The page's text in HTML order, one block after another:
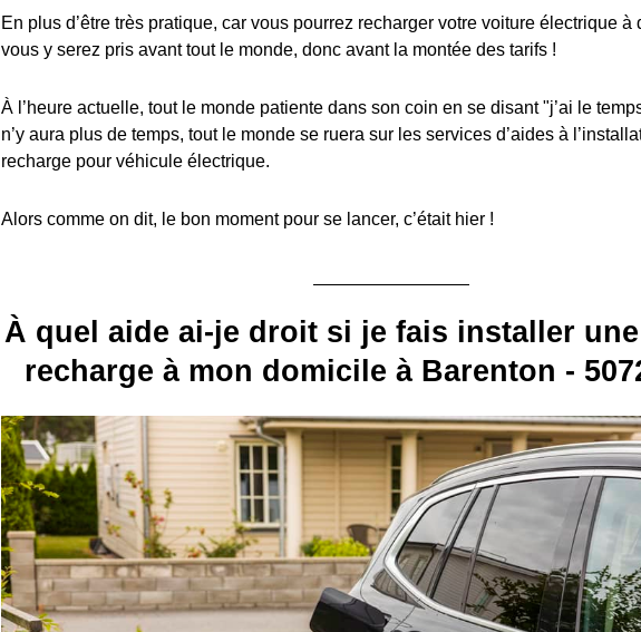
En plus d’être très pratique, car vous pourrez recharger votre voiture électrique à
vous y serez pris avant tout le monde, donc avant la montée des tarifs !
À l’heure actuelle, tout le monde patiente dans son coin en se disant "j’ai le
n’y aura plus de temps, tout le monde se ruera sur les services d’aides à
recharge pour véhicule électrique.
Alors comme on dit, le bon moment pour se lancer, c’était hier !
À quel aide ai-je droit si je fais installer
recharge à mon domicile à Barenton -